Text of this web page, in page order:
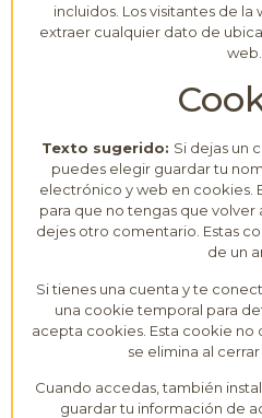
incluidos. Los visitantes de
extraer cualquier dato de
web.
Texto sugerido: Si dejas un
puedes elegir guardar tu
electrónico y web en cookies.
para que no tengas que volver
dejes otro comentario. Estas
de un
Si tienes una cuenta y te
una cookie temporal para
acepta cookies. Esta cookie no
se elimina al
Cuando accedas, también
guardar tu información de